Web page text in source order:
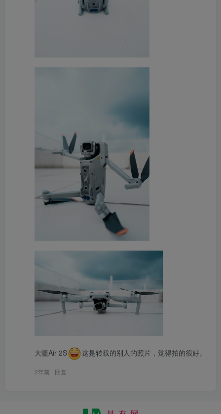
大疆Air 2S 这是转载的别人的照片，觉得拍的很好。
2年前 回复